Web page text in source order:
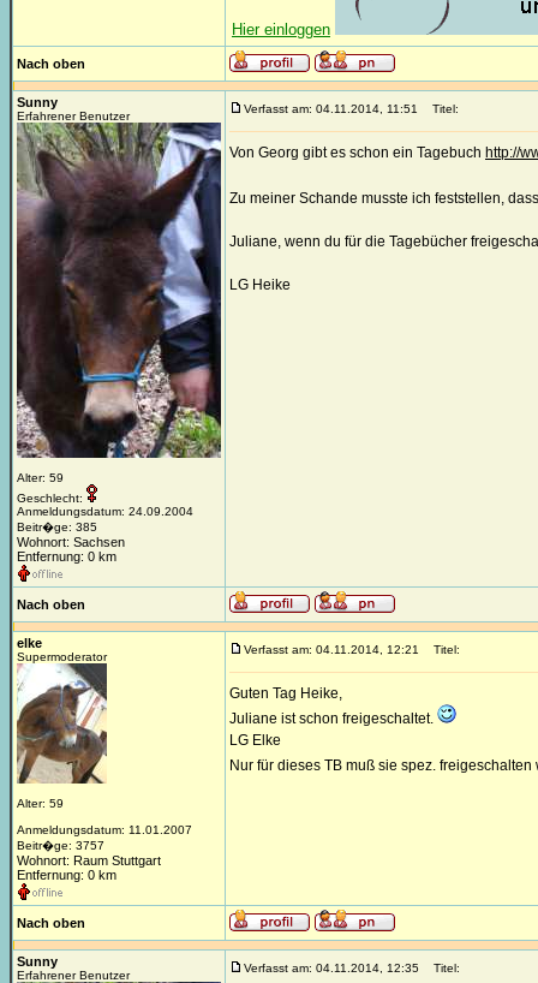
Hier einloggen
Nach oben
Sunny
Erfahrener Benutzer
Alter: 59
Geschlecht:
Anmeldungsdatum: 24.09.2004
Beitr�ge: 385
Wohnort: Sachsen
Entfernung: 0 km
Verfasst am: 04.11.2014, 11:51 Titel:
Von Georg gibt es schon ein Tagebuch http://
Zu meiner Schande musste ich feststellen,
Juliane, wenn du für die Tagebücher
LG Heike
Nach oben
elke
Supermoderator
Alter: 59
Anmeldungsdatum: 11.01.2007
Beitr�ge: 3757
Wohnort: Raum Stuttgart
Entfernung: 0 km
Verfasst am: 04.11.2014, 12:21 Titel:
Guten Tag Heike,
Juliane ist schon freigeschaltet.
LG Elke
Nur für dieses TB muß sie spez.
Nach oben
Sunny
Erfahrener Benutzer
Verfasst am: 04.11.2014, 12:35 Titel: